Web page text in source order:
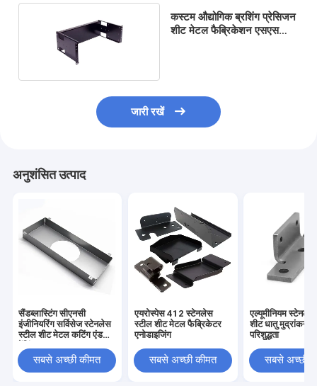
कस्टम औद्योगिक ब्रशिंग प्रेसिजन
शीट मेटल फैब्रिकेशन एसएस
जारी रखें
अनुशंसित उत्पाद
सैंडब्लास्टिंग सीएनसी
इंजीनियरिंग सर्विसेज स्टेनलेस
स्टील शीट मेटल कटिंग एंड
सबसे अच्छी कीमत
एयरोस्पेस 412 स्टेनलेस
स्टील शीट मेटल फैब्रिकेटर
एनोडाइजिंग
सबसे अच्छी कीमत
एल्यूमीनियम
शीट धातु मुद्रांकन
परिशुद्धता
सबसे अच्छी